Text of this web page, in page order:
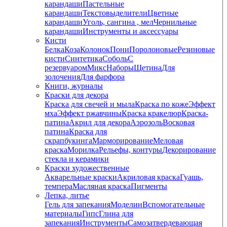
карандашиПастельные
карандашиТекстовыделителиЦветные
карандашиУголь, сангина , мелЧернильные
карандашиИнструменты и аксессуары
Кисти
БелкаКозаКолонокПониПоролоновыеРезиновые
кистиСинтетикаСобольС
резервуаромМиксНаборыЩетинаДля
золоченияДля фарфора
Книги, журналы
Краски для декора
Краска для свечей и мылаКраска по кожеЭффект
мхаЭффект ржавчиныКраска кракелюрКраска-
патинаАкрил для декораАэрозольВосковая
патинаКраска для
скрапбукингаМарморированиеМеловая
краскаМорилкаРельефы, контурыДекорирование
стекла и керамики
Краски художественные
Акварельные краскиАкриловая краскаГуашь,
темпераМасляная краскаПигменты
Лепка, литье
Гель для запеканияМоделинВспомогательные
материалыГипсГлина для
запеканияИнструментыСамозатвердевающая